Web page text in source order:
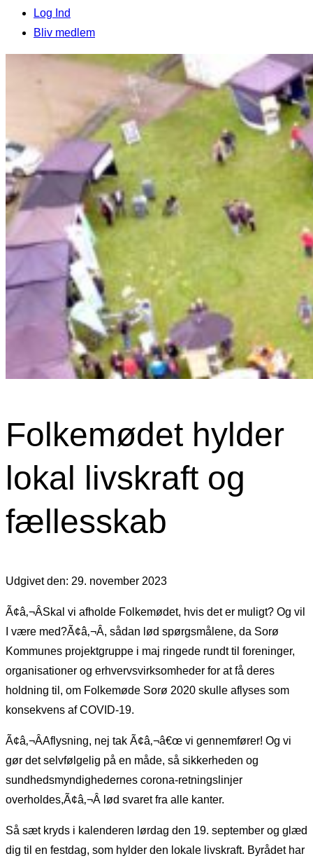
Log Ind
Bliv medlem
Folkemødet hylder
lokal livskraft og
fællesskab
Udgivet den: 29. november 2023
Ã¢â‚¬ÂSkal vi afholde Folkemødet, hvis det er muligt? Og vil
I være med?Ã¢â‚¬Â, sådan lød spørgsmålene, da Sorø
Kommunes projektgruppe i maj ringede rundt til foreninger,
organisationer og erhvervsvirksomheder for at få deres
holdning til, om Folkemøde Sorø 2020 skulle aflyses som
konsekvens af COVID-19.
Ã¢â‚¬ÂAflysning, nej tak Ã¢â‚¬â€œ vi gennemfører! Og vi
gør det selvfølgelig på en måde, så sikkerheden og
sundhedsmyndighedernes corona-retningslinjer
overholdes,Ã¢â‚¬Â lød svaret fra alle kanter.
Så sæt kryds i kalenderen lørdag den 19. september og glæd
dig til en festdag, som hylder den lokale livskraft. Byrådet har